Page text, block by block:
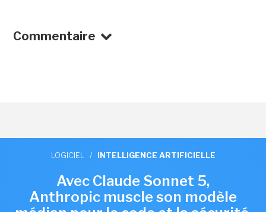
Commentaire
LOGICIEL / INTELLIGENCE ARTIFICIELLE
Avec Claude Sonnet 5,
Anthropic muscle son modèle